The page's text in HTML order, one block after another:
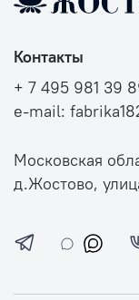
Контакты
+ 7 495 981 39
e-mail:
Московская
д.Жостово,